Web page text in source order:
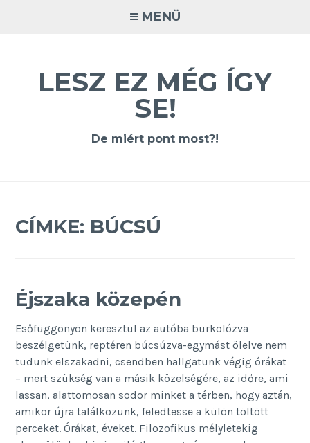
MENÜ
LESZ EZ MÉG ÍGY
SE!
De miért pont most?!
CÍMKE: BÚCSÚ
Éjszaka közepén
Esőfüggönyön keresztül az autóba burkolózva
beszélgetünk, reptéren búcsúzva-egymást ölelve nem
tudunk elszakadni, csendben hallgatunk végig órákat
– mert szükség van a másik közelségére, az időre, ami
lassan, alattomosan sodor minket a térben, hogy aztán,
amikor újra találkozunk, feledtesse a külön töltött
perceket. Órákat, éveket. Filozofikus mélyletekig